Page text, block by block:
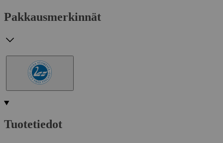
Pakkausmerkinnät
Tuotetiedot